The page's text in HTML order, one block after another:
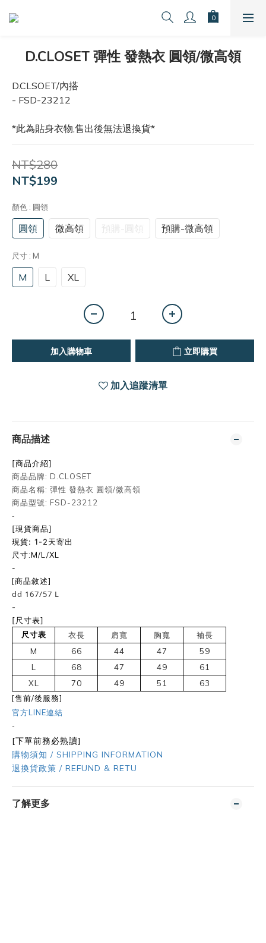
D.CLOSET 彈性 發熱衣 圓領/微高領
D.CLSOET/內搭
- FSD-23212
*此為貼身衣物,售出後無法退換貨*
NT$280
NT$199
顏色 : 圓領
圓領 微高領 預購-圓領 預購-微高領
尺寸 : M
M L XL
加入購物車 立即購買
加入追蹤清單
商品描述
[商品介紹]
商品品牌: D.CLOSET
商品名稱: 彈性 發熱衣 圓領/微高領
商品型號: FSD-23212
-
[現貨商品]
現貨: 1-2天寄出
尺寸:M/L/XL
-
[商品敘述]
dd 167/57 L
-
[尺寸表]
尺寸表 衣長 肩寬 胸寬
袖長
M
66 44 47
59
L
68 47 49
61
XL
70 49 51
63
[售前/後服務]
官方LINE連結
-
[下單前務必熟讀]
購物須知 / SHIPPING INFORMATION
退換貨政策 / REFUND & RETU
了解更多